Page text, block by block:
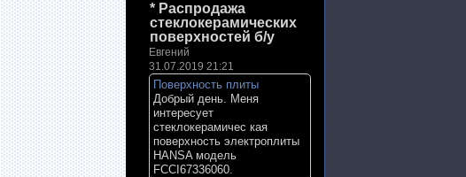
* Распродажа
стеклокерамических
поверхностей б/у
Евгений
31.07.2019 21:21
Поверхность плиты
Добрый день. Меня
интересует
стеклокерамичес кая
поверхность электроплиты
HANSA модель
FCCI67336060.